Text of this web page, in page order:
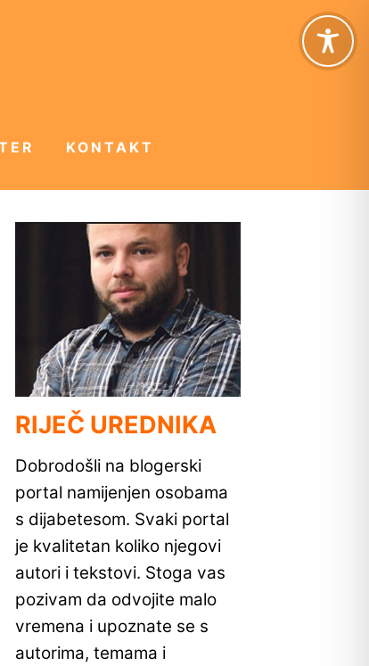
KONTAKT
RIJEČ UREDNIKA
Dobrodošli na blogerski
portal namijenjen osobama
s dijabetesom. Svaki portal
je kvalitetan koliko njegovi
autori i tekstovi. Stoga vas
pozivam da odvojite malo
vremena i upoznate se s
autorima, temama i